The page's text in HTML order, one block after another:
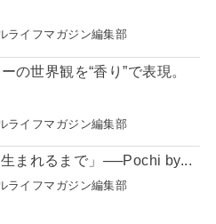
ライフマガジン編集部
の世界観を“香り”で表現。
ライフマガジン編集部
生まれるまで」──Pochi by...
ライフマガジン編集部